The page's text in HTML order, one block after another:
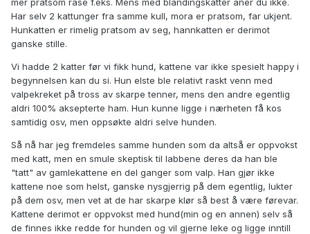
Har selv 2 kattunger fra samme kull, mora er pratsom, far ukjent.
Hunkatten er rimelig pratsom av seg, hannkatten er derimot
ganske stille.
Vi hadde 2 katter før vi fikk hund, kattene var ikke spesielt happy i
begynnelsen kan du si. Hun elste ble relativt raskt venn med
valpekreket på tross av skarpe tenner, mens den andre egentlig
aldri 100% aksepterte ham. Hun kunne ligge i nærheten få kos
samtidig osv, men oppsøkte aldri selve hunden.
Så nå har jeg fremdeles samme hunden som da altså er oppvokst
med katt, men en smule skeptisk til labbene deres da han ble
"tatt" av gamlekattene en del ganger som valp. Han gjør ikke
kattene noe som helst, ganske nysgjerrig på dem egentlig, lukter
på dem osv, men vet at de har skarpe klør så best å være førevar.
Kattene derimot er oppvokst med hund(min og en annen) selv så
de finnes ikke redde for hunden og vil gjerne leke og ligge inntill